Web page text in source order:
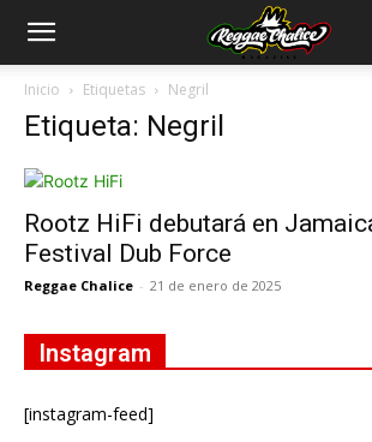
Inicio Etiquetas Negril
Etiqueta: Negril
Rootz HiFi debutará en
Festival Dub Force
Reggae Chalice - 21 de enero de 2025
Instagram
[instagram-feed]